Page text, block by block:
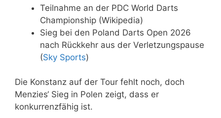
Teilnahme an der PDC World Darts
Championship (Wikipedia)
Sieg bei den Poland Darts Open 2026
nach Rückkehr aus der Verletzungspause
(Sky Sports)
Die Konstanz auf der Tour fehlt noch, doch
Menzies‘ Sieg in Polen zeigt, dass er
konkurrenzfähig ist.